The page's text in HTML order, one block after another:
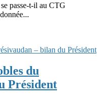
passe-t-il au CTG
du
Président